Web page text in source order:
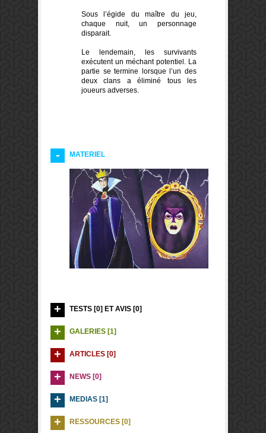
Sous l’égide du maître du jeu,
chaque nuit, un personnage
disparait.
Le lendemain, les survivants
exécutent un méchant potentiel. La
partie se termine lorsque l’un des
deux clans a éliminé tous les
joueurs adverses.
MATERIEL
TESTS [0] ET AVIS [0]
GALERIES [1]
ARTICLES [0]
NEWS [0]
MEDIAS [1]
RESSOURCES [0]